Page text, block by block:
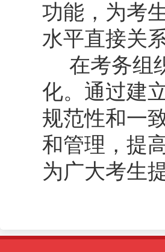
功能，为考
水平直接关
在考务组
化。通过建
规范性和一
和管理，提
为广大考生